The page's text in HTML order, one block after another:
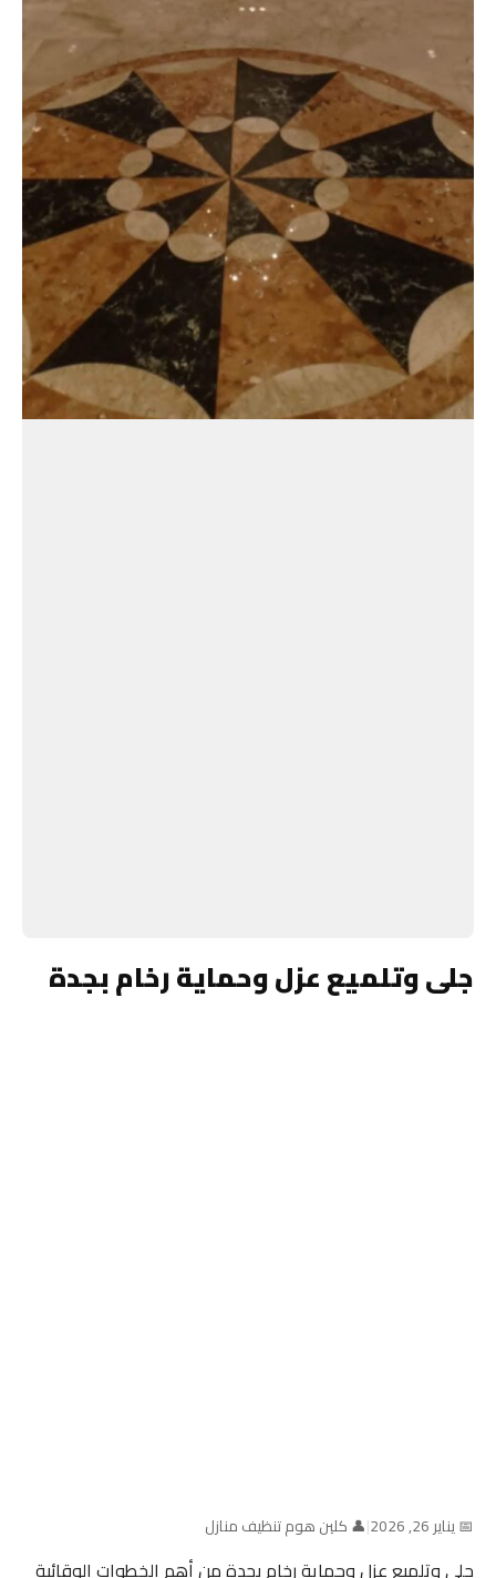
جلى وتلميع عزل وحماية رخام بجدة
📅 يناير 26, 2026 |👤 كلين هوم تنظيف منازل
جلى وتلميع عزل وحماية رخام بجدة من أهم الخطوات الوقائية